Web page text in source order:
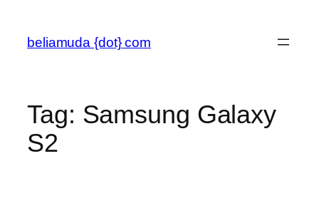
content
beliamuda {dot} com
Tag: Samsung Galaxy
S2